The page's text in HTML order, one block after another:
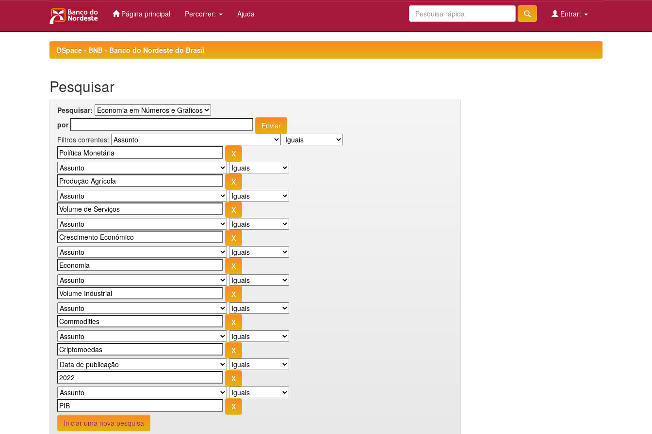
Página principal Percorrer: Ajuda Entrar:
DSpace - BNB - Banco do Nordeste do Brasil
Pesquisar
Pesquisar:
por
Filtros correntes:
Iniciar uma nova pesquisa